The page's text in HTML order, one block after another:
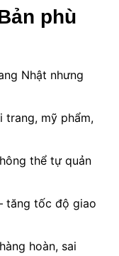
phù
Nhật nhưng
trang, mỹ phẩm,
thể tự quản
tăng tốc độ giao
hoàn, sai